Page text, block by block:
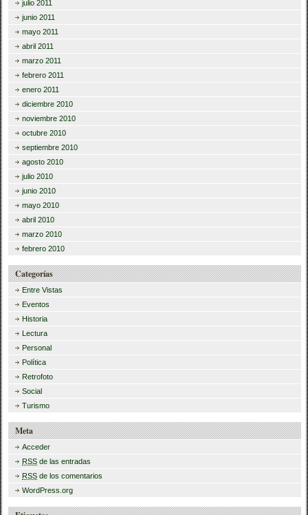
julio 2011
junio 2011
mayo 2011
abril 2011
marzo 2011
febrero 2011
enero 2011
diciembre 2010
noviembre 2010
octubre 2010
septiembre 2010
agosto 2010
julio 2010
junio 2010
mayo 2010
abril 2010
marzo 2010
febrero 2010
Categorías
Entre Vistas
Eventos
Historia
Lectura
Personal
Política
Retrofoto
Social
Turismo
Meta
Acceder
RSS de las entradas
RSS de los comentarios
WordPress.org